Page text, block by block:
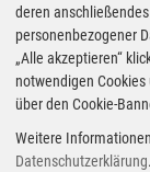
Mehr als die
die neue
Plus liegt ihr
einer
deren
personenbezogener
„Alle akzeptieren“
notwendigen
über den Cookie-
Weitere
Datenschutzerklärung.